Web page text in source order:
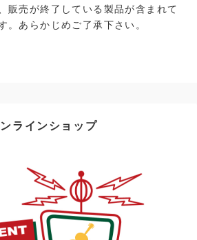
販売が終了している製品が含まれて
。あらかじめご了承下さい。
ラインショップ